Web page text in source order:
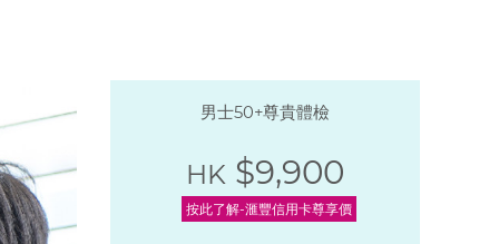
男士50+尊貴體檢
HK $9,900
按此了解-滙豐信用卡尊享價